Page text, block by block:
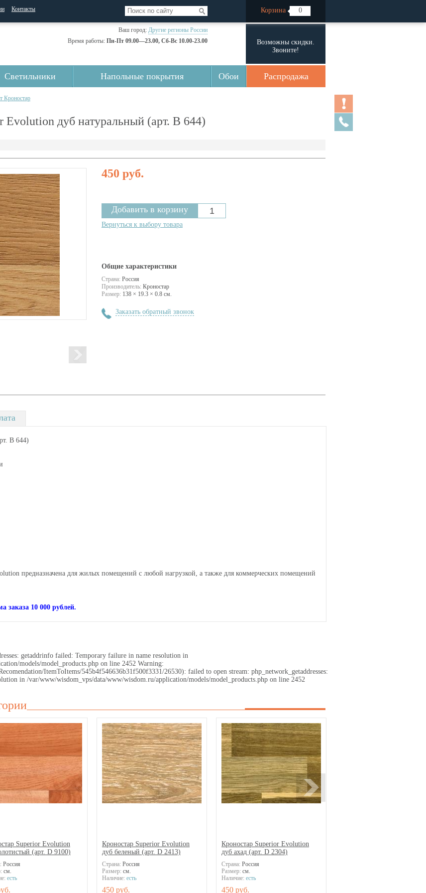
Контакты Корзина 0
Ваш город: Другие регионы России
Время работы: Пн-Пт 09.00—23.00, Сб-Вс 10.00-23.00
Возможны скидки.
Звоните!
Светильники Напольные покрытия Обои Распродажа
Кроностар
Evolution дуб натуральный (арт. В 644)
450 руб.
Вернуться к выбору товара
Общие характеристики
Страна: Россия
Производитель: Кроностар
Размер: 138 × 19.3 × 0.8 см.
Заказать обратный звонок
В 644)
предназначена для жилых помещений с любой нагрузкой, а также для коммерческих помещений
заказа 10 000 рублей.
getaddrinfo failed: Temporary failure in name resolution in
models/model_products.php on line 2452 Warning:
ItemToItems/545b4f546636b31f500f3331/26530): failed to open stream: php_network_getaddresses:
in /var/www/wisdom_vps/data/www/wisdom.ru/application/models/model_products.php on line 2452
Superior Evolution
(арт. D 9100)
Россия
см.
есть
Кроностар Superior Evolution
дуб беленый (арт. D 2413)
Страна: Россия
Размер: см.
Наличие: есть
450 руб.
Кроностар Superior Evolution
дуб ахад (арт. D 2304)
Страна: Россия
Размер: см.
Наличие: есть
450 руб.